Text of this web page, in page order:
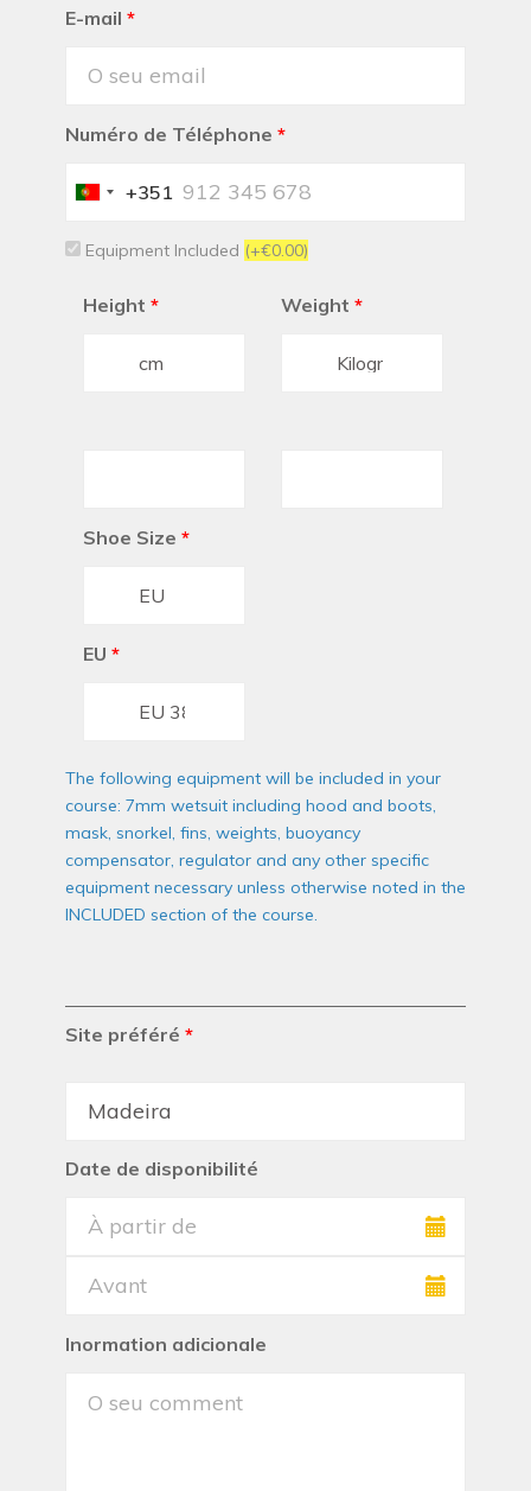
E-mail *
Numéro de Téléphone *
Portugal
+351
Equipment Included (+€0.00)
Height * Weight *
Shoe Size *
EU *
The following equipment will be included in your
course: 7mm wetsuit including hood and boots,
mask, snorkel, fins, weights, buoyancy
compensator, regulator and any other specific
equipment necessary unless otherwise noted in the
INCLUDED section of the course.
Site préféré *
Date de disponibilité
Inormation adicionale